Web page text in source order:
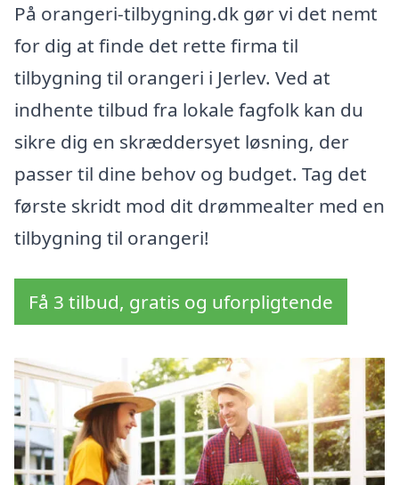
På orangeri-tilbygning.dk gør vi det nemt
for dig at finde det rette firma til
tilbygning til orangeri i Jerlev. Ved at
indhente tilbud fra lokale fagfolk kan du
sikre dig en skræddersyet løsning, der
passer til dine behov og budget. Tag det
første skridt mod dit drømmealter med en
tilbygning til orangeri!
Få 3 tilbud, gratis og uforpligtende